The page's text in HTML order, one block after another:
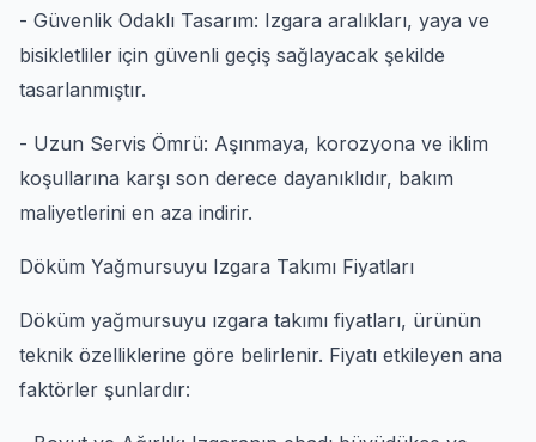
- Güvenlik Odaklı Tasarım: Izgara aralıkları, yaya ve
bisikletliler için güvenli geçiş sağlayacak şekilde
tasarlanmıştır.
- Uzun Servis Ömrü: Aşınmaya, korozyona ve iklim
koşullarına karşı son derece dayanıklıdır, bakım
maliyetlerini en aza indirir.
Döküm Yağmursuyu Izgara Takımı Fiyatları
Döküm yağmursuyu ızgara takımı fiyatları, ürünün
teknik özelliklerine göre belirlenir. Fiyatı etkileyen ana
faktörler şunlardır: